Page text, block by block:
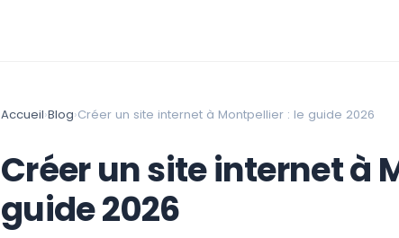
Accueil›Blog›Créer un site internet à Montpellier : le guide 2026
Créer un site internet à
guide 2026